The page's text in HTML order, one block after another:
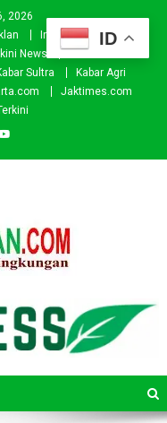
2026
Investor
Donasi
News
Kabar.id
Sultra
Kabar Agri
Jaktimes.com
ID